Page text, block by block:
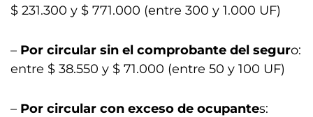
$ 231.300 y $ 771.000 (entre 300 y 1.000 UF)
– Por circular sin el comprobante del seguro:
entre $ 38.550 y $ 71.000 (entre 50 y 100 UF)
– Por circular con exceso de ocupantes: